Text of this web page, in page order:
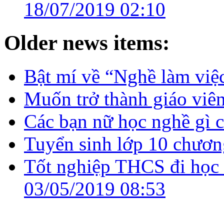
18/07/2019 02:10
Older news items:
Bật mí về “Nghề làm
Muốn trở thành giáo
Các bạn nữ học nghề gì
Tuyển sinh lớp 10
Tốt nghiệp THCS đi
03/05/2019 08:53